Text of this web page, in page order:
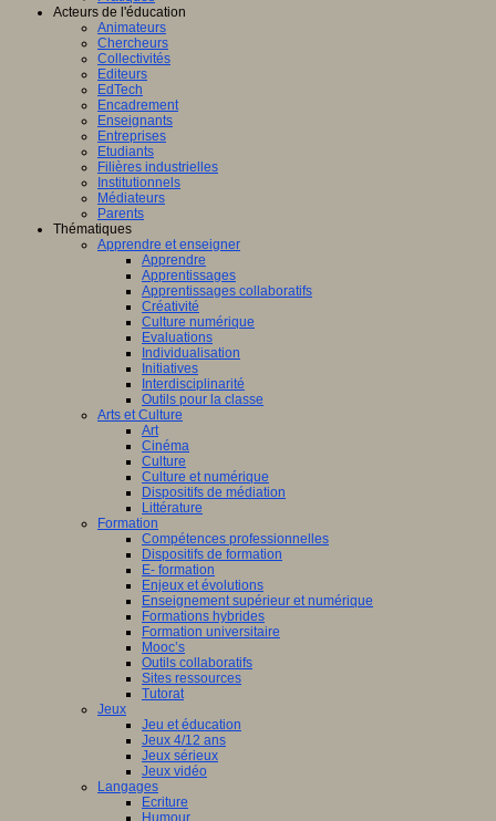
Acteurs de l'éducation
Animateurs
Chercheurs
Collectivités
Editeurs
EdTech
Encadrement
Enseignants
Entreprises
Etudiants
Filières industrielles
Institutionnels
Médiateurs
Parents
Thématiques
Apprendre et enseigner
Apprendre
Apprentissages
Apprentissages collaboratifs
Créativité
Culture numérique
Evaluations
Individualisation
Initiatives
Interdisciplinarité
Outils pour la classe
Arts et Culture
Art
Cinéma
Culture
Culture et numérique
Dispositifs de médiation
Littérature
Formation
Compétences professionnelles
Dispositifs de formation
E- formation
Enjeux et évolutions
Enseignement supérieur et numérique
Formations hybrides
Formation universitaire
Mooc’s
Outils collaboratifs
Sites ressources
Tutorat
Jeux
Jeu et éducation
Jeux 4/12 ans
Jeux sérieux
Jeux vidéo
Langages
Ecriture
Humour